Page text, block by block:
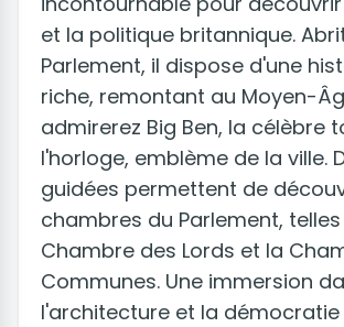
et la politique britannique.
Parlement, il dispose d'une
riche, remontant au Moyen-
admirerez Big Ben, la célèbre
l'horloge, emblème de la ville.
guidées permettent de
chambres du Parlement,
Chambre des Lords et la
Communes. Une immersion
l'architecture et la démocratie